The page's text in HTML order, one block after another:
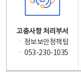
고충사항 처리부서
ㆍ 정보보안정책팀
ㆍ 053-230-1035